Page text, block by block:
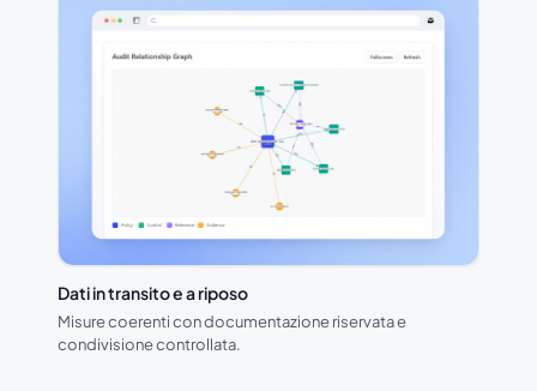
Dati in transito e a riposo
Misure coerenti con documentazione riservata e
condivisione controllata.